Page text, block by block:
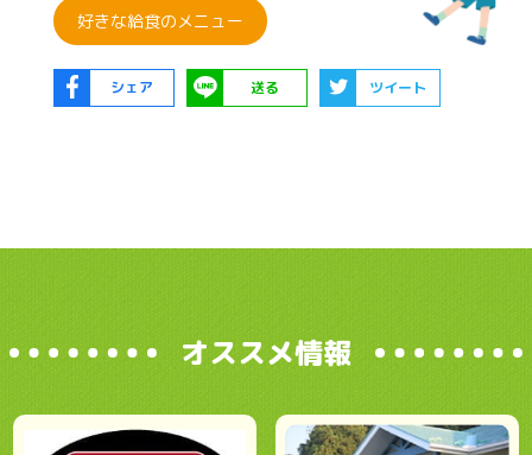
好きな給食のメニュー
シェア 送る ツイート
オススメ情報